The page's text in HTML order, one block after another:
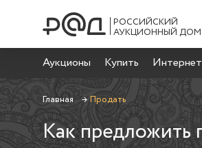
РОССИЙСКИЙ
АУКЦИОННЫЙ ДОМ
Аукционы Купить
Главная → Продать
Как предложить